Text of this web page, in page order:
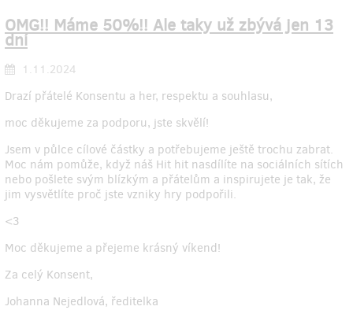
OMG!! Máme 50%!! Ale taky už zbývá jen 13
dní
1.11.2024
Drazí přátelé Konsentu a her, respektu a souhlasu,
moc děkujeme za podporu, jste skvělí!
Jsem v půlce cílové částky a potřebujeme ještě trochu zabrat.
Moc nám pomůže, když náš Hit hit nasdílíte na sociálních sítích
nebo pošlete svým blízkým a přátelům a inspirujete je tak, že
jim vysvětlíte proč jste vzniky hry podpořili.
<3
Moc děkujeme a přejeme krásný víkend!
Za celý Konsent,
Johanna Nejedlová, ředitelka